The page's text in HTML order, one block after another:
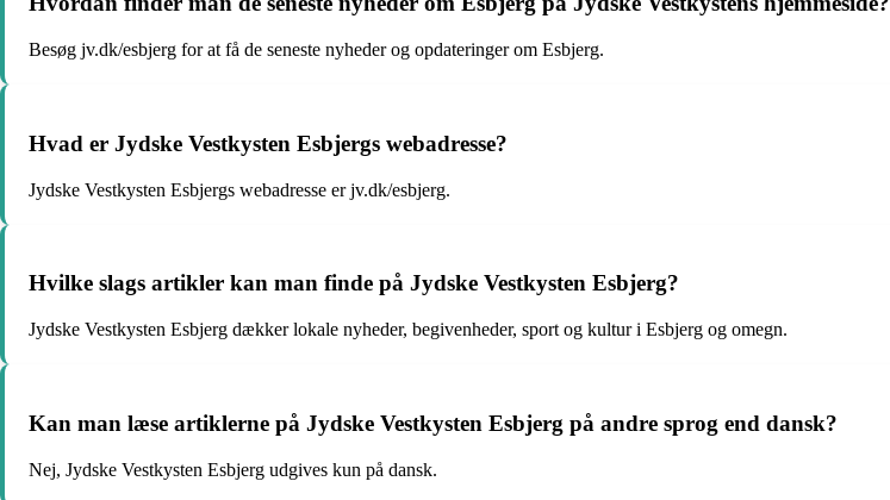
Besøg jv.dk/esbjerg for at få de seneste nyheder og opdateringer om Esbjerg.
Hvad er Jydske Vestkysten Esbjergs webadresse?
Jydske Vestkysten Esbjergs webadresse er jv.dk/esbjerg.
Hvilke slags artikler kan man finde på Jydske Vestkysten Esbjerg?
Jydske Vestkysten Esbjerg dækker lokale nyheder, begivenheder, sport og kultur i Esbjerg og omegn.
Kan man læse artiklerne på Jydske Vestkysten Esbjerg på andre sprog end dansk?
Nej, Jydske Vestkysten Esbjerg udgives kun på dansk.